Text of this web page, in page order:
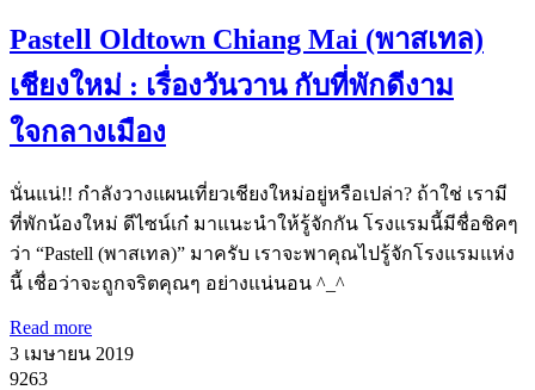
Pastell Oldtown Chiang Mai (พาสเทล)
เชียงใหม่ : เรื่องวันวาน กับที่พักดีงาม
ใจกลางเมือง
นั่นแน่!! กำลังวางแผนเที่ยวเชียงใหม่อยู่หรือเปล่า? ถ้าใช่ เรามี
ที่พักน้องใหม่ ดีไซน์เก๋ มาแนะนำให้รู้จักกัน โรงแรมนี้มีชื่อชิคๆ
ว่า “Pastell (พาสเทล)” มาครับ เราจะพาคุณไปรู้จักโรงแรมแห่ง
นี้ เชื่อว่าจะถูกจริตคุณๆ อย่างแน่นอน ^_^
Read more
3 เมษายน 2019
9263